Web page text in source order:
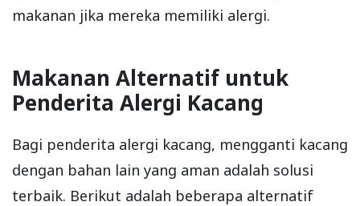
makanan jika mereka memiliki alergi.
Makanan Alternatif untuk
Penderita Alergi Kacang
Bagi penderita alergi kacang, mengganti kacang
dengan bahan lain yang aman adalah solusi
terbaik. Berikut adalah beberapa alternatif